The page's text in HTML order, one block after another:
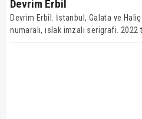
Devrim Erbil
Devrim Erbil. İstanbul, Galata ve
numaralı, ıslak imzalı serigrafi. 2022